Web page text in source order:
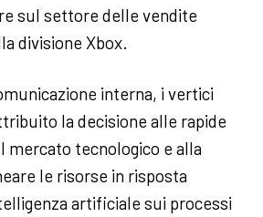
sul settore delle vendite
divisione Xbox.
interna, i vertici
la decisione alle rapide
mercato tecnologico e alla
le risorse in risposta
artificiale sui processi